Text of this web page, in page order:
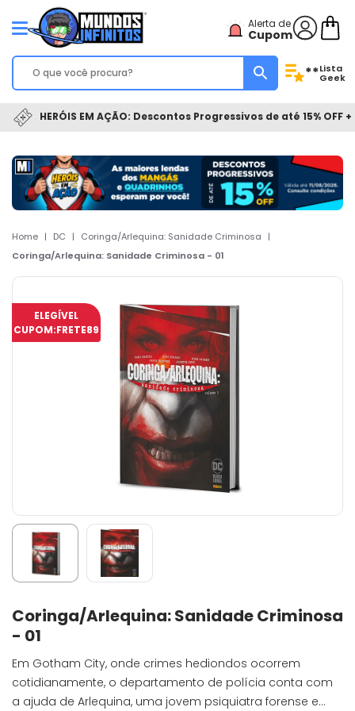
Alerta de
Cupom
**Lista
Geek
HERÓIS EM AÇÃO: Descontos Progressivos de até 15% OFF
Home | DC | Coringa/Arlequina: Sanidade Criminosa
|
Coringa/Arlequina: Sanidade Criminosa - 01
ELEGÍVEL
CUPOM:FRETE89
Coringa/Arlequina: Sanidade Criminosa
- 01
Em Gotham City, onde crimes hediondos ocorrem
cotidianamente, o departamento de polícia conta com
a ajuda de Arlequina, uma jovem psiquiatra forense e